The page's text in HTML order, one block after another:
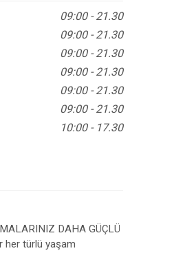
09:00 - 21.30
09:00 - 21.30
09:00 - 21.30
09:00 - 21.30
09:00 - 21.30
09:00 - 21.30
10:00 - 17.30
DAHA GÜÇLÜ
her türlü yaşam